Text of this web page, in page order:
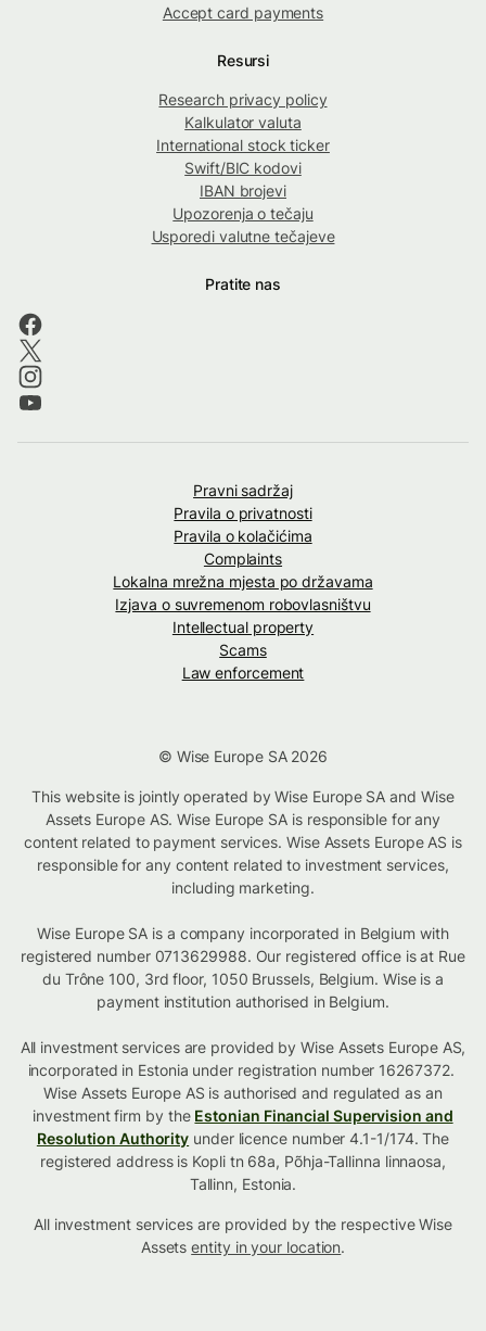
Accept card payments
Resursi
Research privacy policy
Kalkulator valuta
International stock ticker
Swift/BIC kodovi
IBAN brojevi
Upozorenja o tečaju
Usporedi valutne tečajeve
Pratite nas
Pravni sadržaj
Pravila o privatnosti
Pravila o kolačićima
Complaints
Lokalna mrežna mjesta po državama
Izjava o suvremenom robovlasništvu
Intellectual property
Scams
Law enforcement
© Wise Europe SA 2026
This website is jointly operated by Wise Europe SA and Wise
Assets Europe AS. Wise Europe SA is responsible for any
content related to payment services. Wise Assets Europe AS is
responsible for any content related to investment services,
including marketing.
Wise Europe SA is a company incorporated in Belgium with
registered number 0713629988. Our registered office is at Rue
du Trône 100, 3rd floor, 1050 Brussels, Belgium. Wise is a
payment institution authorised in Belgium.
All investment services are provided by Wise Assets Europe AS,
incorporated in Estonia under registration number 16267372.
Wise Assets Europe AS is authorised and regulated as an
investment firm by the Estonian Financial Supervision and
Resolution Authority under licence number 4.1-1/174. The
registered address is Kopli tn 68a, Põhja-Tallinna linnaosa,
Tallinn, Estonia.
All investment services are provided by the respective Wise
Assetsentity in your location.